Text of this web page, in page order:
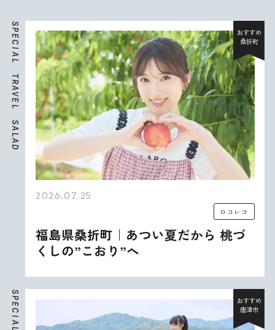
S
P
E
C
I
A
L
T
R
A
V
E
L
S
A
L
A
D
おすすめ
桑折町
2026.07.25
ロコレコ
福島県桑折町｜あつい夏だから 桃づ
くしの”こおり”へ
S
P
E
C
I
A
おすすめ
唐津市